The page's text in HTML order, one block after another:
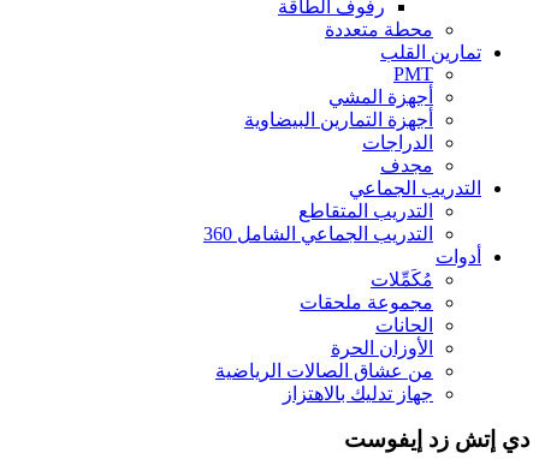
رفوف الطاقة
محطة متعددة
تمارين القلب
PMT
أجهزة المشي
أجهزة التمارين البيضاوية
الدراجات
مجدف
التدريب الجماعي
التدريب المتقاطع
التدريب الجماعي الشامل 360
أدوات
مُكَمِّلات
مجموعة ملحقات
الحانات
الأوزان الحرة
من عشاق الصالات الرياضية
جهاز تدليك بالاهتزاز
دي إتش زد إيفوست